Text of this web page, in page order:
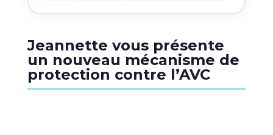
Jeannette vous présente
un nouveau mécanisme de
protection contre l’AVC